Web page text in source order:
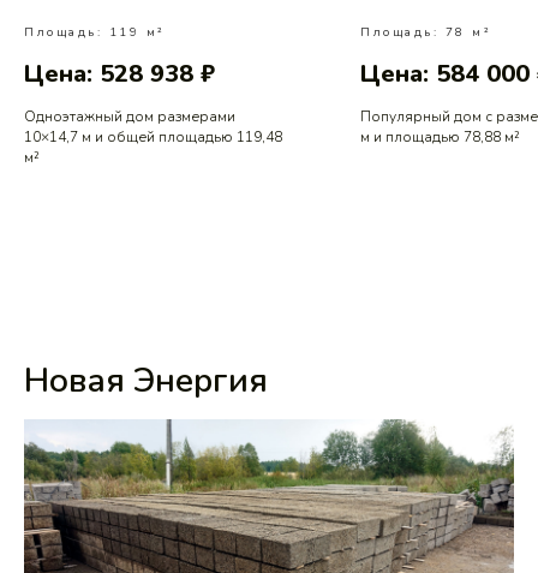
Площадь: 119 м²
Цена: 528 938 ₽
Одноэтажный дом размерами
10×14,7 м и общей площадью 119,48
м²
Площадь: 78 м²
Цена: 584 000
Популярный дом с
м и площадью 78,88 м²
Новая Энергия